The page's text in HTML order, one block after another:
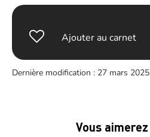
Ajouter au carnet
Dernière modification : 27 mars
Vous